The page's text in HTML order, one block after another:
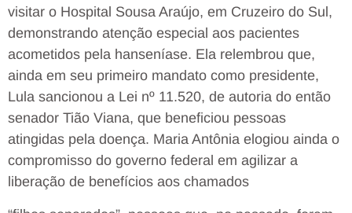
visitar o Hospital Sousa Araújo, em Cruzeiro do Sul,
demonstrando atenção especial aos pacientes
acometidos pela hanseníase. Ela relembrou que,
ainda em seu primeiro mandato como presidente,
Lula sancionou a Lei nº 11.520, de autoria do então
senador Tião Viana, que beneficiou pessoas
atingidas pela doença. Maria Antônia elogiou ainda o
compromisso do governo federal em agilizar a
liberação de benefícios aos chamados